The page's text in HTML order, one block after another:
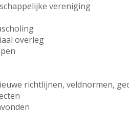
vereniging
overleg
richtlijnen, veldnormen,